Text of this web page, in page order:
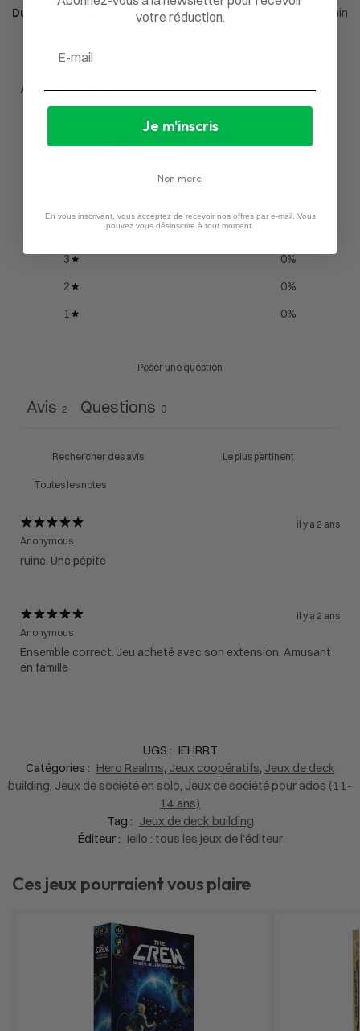
Durée d'une partie 15 à 30min
Avis du client
4
3
0%
2
0%
1
0%
Poser une question
Avis 2 Questions 0
il y a 2 ans
Anonymous
ruine. Une pépite
il y a 2 ans
Anonymous
Ensemble correct. Jeu acheté avec son extension. Amusant
en famille
UGS : IEHRRT
Catégories : Hero Realms, Jeux coopératifs, Jeux de deck
building, Jeux de société en solo, Jeux de société pour ados (11-
14 ans)
Tag : Jeux de deck building
Éditeur : Iello : tous les jeux de l'éditeur
Ces jeux pourraient vous plaire
votre réduction.
Je m'inscris
Non merci
En vous inscrivant, vous acceptez de recevoir nos offres par e-mail. Vous
pouvez vous désinscrire à tout moment.